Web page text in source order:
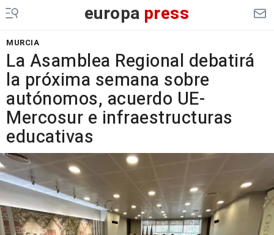
europa press
MURCIA
La Asamblea Regional debatirá
la próxima semana sobre
autónomos, acuerdo UE-
Mercosur e infraestructuras
educativas